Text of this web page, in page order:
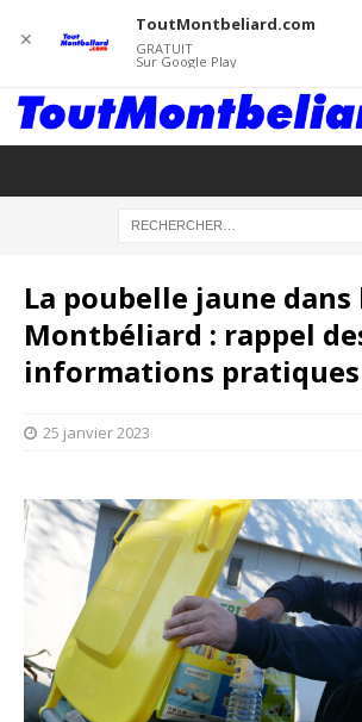
La poubelle jaune dans
Montbéliard : rappel
informations pratiques
25 janvier 2023
✕
ToutMontbeliard.com
GRATUIT
Sur Google Play